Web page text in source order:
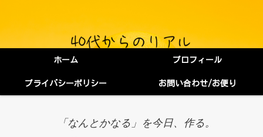
ホーム プロフィール
プライバシーポリシー お問い合わせ/お便り
「なんとかなる」を今日、作る。